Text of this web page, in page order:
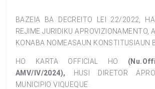
BAZEIA BA DECREITO LEI 22/2022,
REJIME JURIDIKU APROVIZIONAMENTO,
KONABA NOMEASAUN KONSTITUSIAUN
HO KARTA OFFICIAL HO
AMV/IV/2024),
HUSI DIRETOR
MUNICIPIO VIQUEQUE.